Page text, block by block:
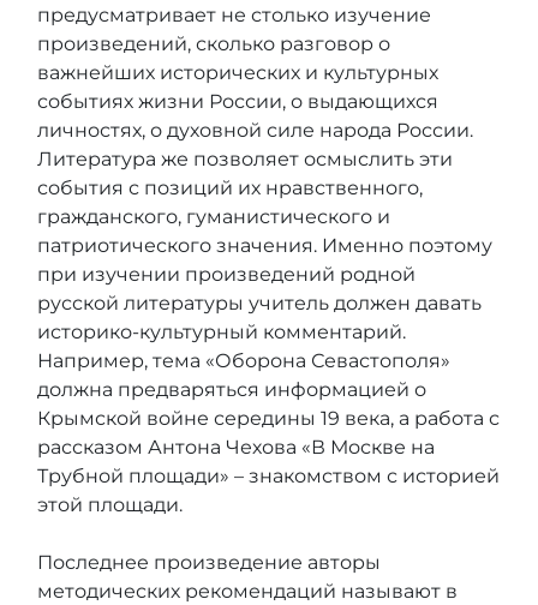
предусматривает не столько изучение
произведений, сколько разговор о
важнейших исторических и культурных
событиях жизни России, о выдающихся
личностях, о духовной силе народа России.
Литература же позволяет осмыслить эти
события с позиций их нравственного,
гражданского, гуманистического и
патриотического значения. Именно поэтому
при изучении произведений родной
русской литературы учитель должен давать
историко-культурный комментарий.
Например, тема «Оборона Севастополя»
должна предваряться информацией о
Крымской войне середины 19 века, а работа с
рассказом Антона Чехова «В Москве на
Трубной площади» – знакомством с историей
этой площади.
Последнее произведение авторы
методических рекомендаций называют в